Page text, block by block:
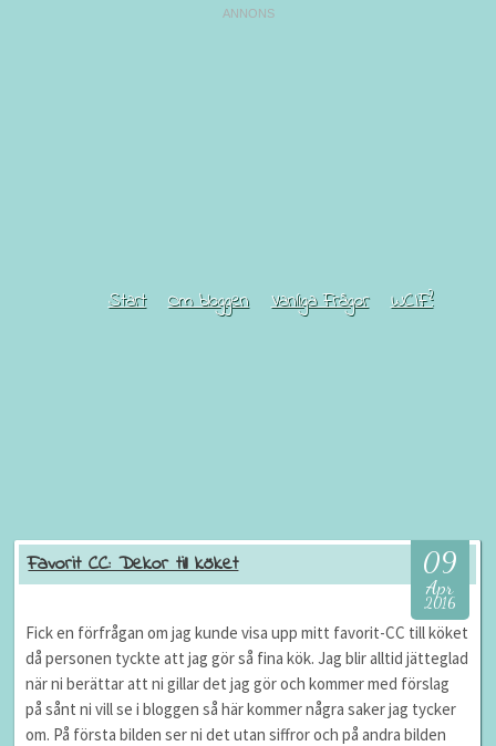
Start Om bloggen Vanliga Frågor WCIF?
09
Apr
2016
Favorit CC: Dekor till köket
Fick en förfrågan om jag kunde visa upp mitt favorit-CC till köket
då personen tyckte att jag gör så fina kök. Jag blir alltid jätteglad
när ni berättar att ni gillar det jag gör och kommer med förslag
på sånt ni vill se i bloggen så här kommer några saker jag tycker
om. På första bilden ser ni det utan siffror och på andra bilden